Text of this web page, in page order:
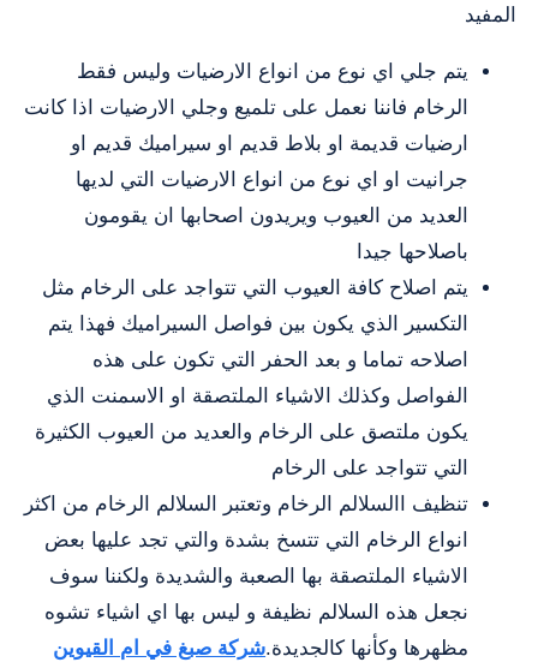
المفيد
يتم جلي اي نوع من انواع الارضيات وليس فقط
الرخام فاننا نعمل على تلميع وجلي الارضيات اذا كانت
ارضيات قديمة او بلاط قديم او سيراميك قديم او
جرانيت او اي نوع من انواع الارضيات التي لديها
العديد من العيوب ويريدون اصحابها ان يقومون
باصلاحها جيدا
يتم اصلاح كافة العيوب التي تتواجد على الرخام مثل
التكسير الذي يكون بين فواصل السيراميك فهذا يتم
اصلاحه تماما و بعد الحفر التي تكون على هذه
الفواصل وكذلك الاشياء الملتصقة او الاسمنت الذي
يكون ملتصق على الرخام والعديد من العيوب الكثيرة
التي تتواجد على الرخام
تنظيف االسلالم الرخام وتعتبر السلالم الرخام من اكثر
انواع الرخام التي تتسخ بشدة والتي تجد عليها بعض
الاشياء الملتصقة بها الصعبة والشديدة ولكننا سوف
نجعل هذه السلالم نظيفة و ليس بها اي اشياء تشوه
مظهرها وكأنها كالجديدة.شركة صبغ في ام القيوين